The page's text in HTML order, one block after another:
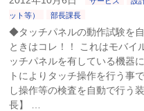
ット等）
部長課長
◆タッチパネルの動作試験を
ときはコレ！！ これはモバイ
ッチパネルを有している機器
トによりタッチ操作を行う事
し操作等の検査を自動で行う
長】 …